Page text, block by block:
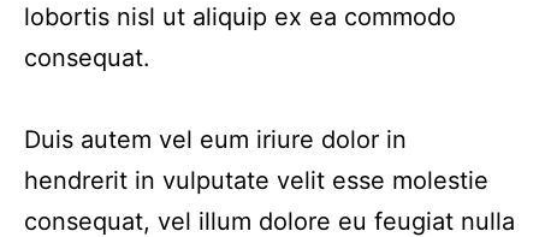
lobortis nisl ut aliquip ex ea commodo
consequat.
Duis autem vel eum iriure dolor in
hendrerit in vulputate velit esse molestie
consequat, vel illum dolore eu feugiat nulla